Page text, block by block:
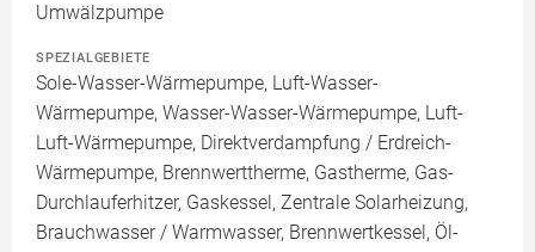
Umwälzpumpe
SPEZIALGEBIETE
Sole-Wasser-Wärmepumpe, Luft-Wasser-
Wärmepumpe, Wasser-Wasser-Wärmepumpe, Luft-
Luft-Wärmepumpe, Direktverdampfung / Erdreich-
Wärmepumpe, Brennwerttherme, Gastherme, Gas-
Durchlauferhitzer, Gaskessel, Zentrale Solarheizung,
Brauchwasser / Warmwasser, Brennwertkessel, Öl-